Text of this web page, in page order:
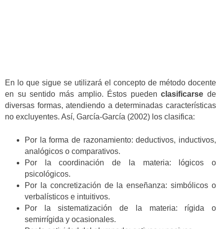
En lo que sigue se utilizará el concepto de método docente
en su sentido más amplio. Éstos puedenclasificarse de
diversas formas, atendiendo a determinadas características
no excluyentes. Así, García-García (2002) los clasifica:
Por la forma de razonamiento: deductivos, inductivos,
analógicos o comparativos.
Por la coordinación de la materia: lógicos o
psicológicos.
Por la concretización de la enseñanza: simbólicos o
verbalísticos e intuitivos.
Por la sistematización de la materia: rígida o
semirrígida y ocasionales.